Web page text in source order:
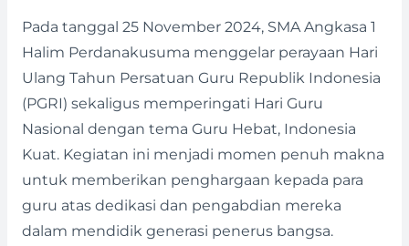
Pada tanggal 25 November 2024, SMA Angkasa 1
Halim Perdanakusuma menggelar perayaan Hari
Ulang Tahun Persatuan Guru Republik Indonesia
(PGRI) sekaligus memperingati Hari Guru
Nasional dengan tema Guru Hebat, Indonesia
Kuat. Kegiatan ini menjadi momen penuh makna
untuk memberikan penghargaan kepada para
guru atas dedikasi dan pengabdian mereka
dalam mendidik generasi penerus bangsa.
di
SMA
Angkasa
1
Penuh
Makna
dan
Kehangatan